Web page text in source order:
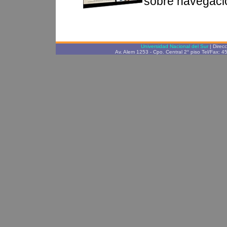
Universidad Nacional del Sur|
Av. Alem 1253 - Cpo. Central 2° piso Tel/Fax: